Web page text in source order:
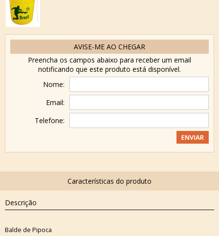
AVISE-ME AO CHEGAR
Preencha os campos abaixo para receber um email
notificando que este produto está disponível.
Nome:
Email:
Telefone:
Descrição
Balde de Pipoca